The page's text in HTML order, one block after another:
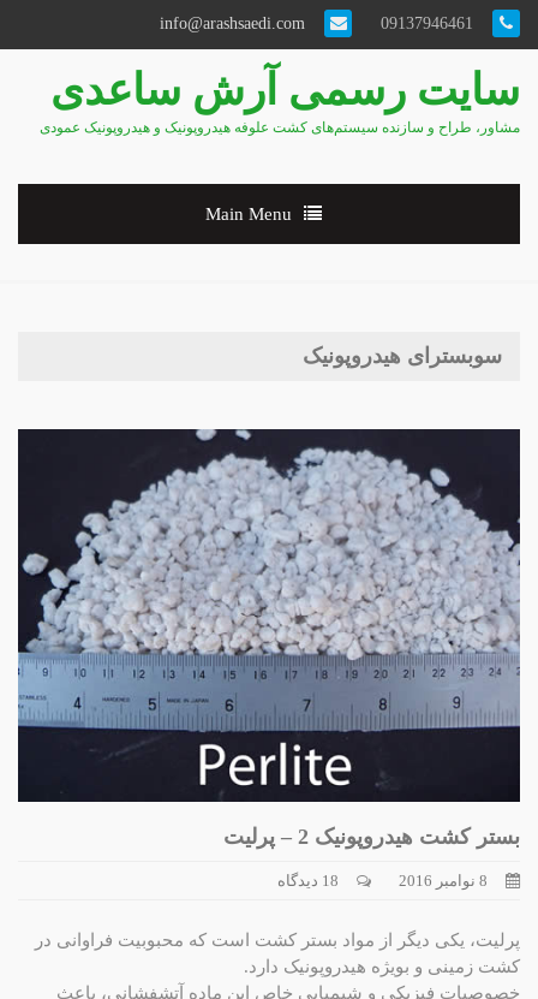
سایت رسمی آرش ساعدی
مشاور، طراح و سازنده سیستم‌های کشت علوفه هیدروپونیک و هیدروپونیک عمودی
Main Menu
سوبسترای هیدروپونیک
بستر کشت هیدروپونیک 2 – پرلیت
8 نوامبر 2016 18 دیدگاه
پرلیت، یکی دیگر از مواد بستر کشت است که محبوبیت فراوانی در
کشت زمینی و بویژه هیدروپونیک دارد.
خصوصیات فیزیکی و شیمیایی خاص این ماده آتشفشانی، باعث